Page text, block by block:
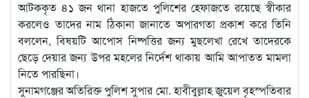
আটককৃত ৪১ জন থানা হাজতে পুলিশের হেফাজতে রয়েছে স্বীকার
করলেও তাদের নাম ঠিকানা জানাতে অপারগতা প্রকাশ করে তিনি
বললেন, বিষয়টি আপোস নিষ্পত্তির জন্য মুছলেখা রেখে তাদেরকে
ছেড়ে দেয়ার জন্য উপর মহলের নির্দেশ থাকায় আমি আপাতত মামলা
নিতে পারছিনা।
সুনামগঞ্জের অতিরিক্ত পুলিশ সুপার মো. হাবীবুল্লাহ জুয়েল বৃহস্পতিবার